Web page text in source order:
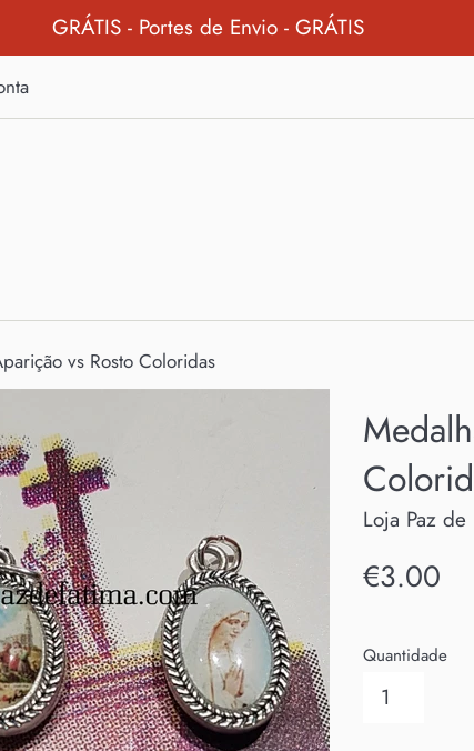
GRÁTIS - Portes de Envio - GRÁTIS
vs Rosto Coloridas
Loja Paz de
Preço
€3.00
Quantidade